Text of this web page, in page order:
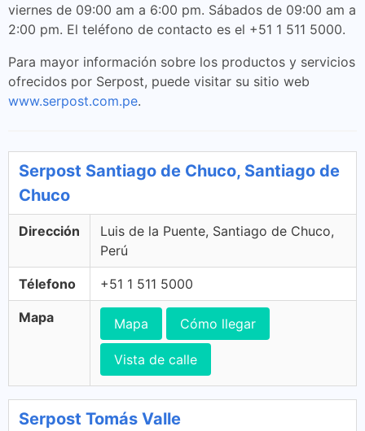
viernes de 09:00 am a 6:00 pm. Sábados de 09:00 am a
2:00 pm. El teléfono de contacto es el +51 1 511 5000.
Para mayor información sobre los productos y servicios
ofrecidos por Serpost, puede visitar su sitio web
www.serpost.com.pe.
Serpost Santiago de Chuco, Santiago de
Chuco
Dirección
Luis de la Puente, Santiago de Chuco,
Perú
Télefono +51 1 511 5000
Mapa Mapa Cómo llegar
Vista de calle
Serpost Tomás Valle